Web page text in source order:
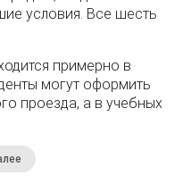
условия. Все шесть
примерно в
могут оформить
проезда, а в учебных